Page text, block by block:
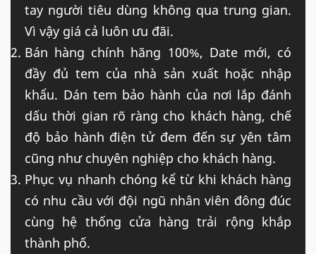
tay người tiêu dùng không qua trung gian.
Vì vậy giá cả luôn ưu đãi.
Bán hàng chính hãng 100%, Date mới, có
đầy đủ tem của nhà sản xuất hoặc nhập
khẩu. Dán tem bảo hành của nơi lắp đánh
dấu thời gian rõ ràng cho khách hàng, chế
độ bảo hành điện tử đem đến sự yên tâm
cũng như chuyên nghiệp cho khách hàng.
Phục vụ nhanh chóng kể từ khi khách hàng
có nhu cầu với đội ngũ nhân viên đông đúc
cùng hệ thống cửa hàng trải rộng khắp
thành phố.